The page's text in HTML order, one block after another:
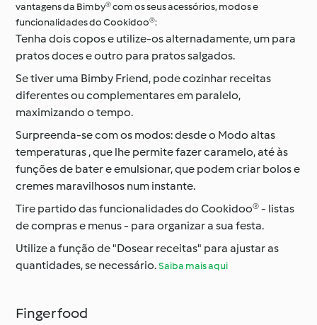
vantagens da Bimby® com os seus acessórios, modos e
funcionalidades do Cookidoo®:
Tenha dois copos e utilize-os alternadamente, um para
pratos doces e outro para pratos salgados.
Se tiver uma Bimby Friend, pode cozinhar receitas
diferentes ou complementares em paralelo,
maximizando o tempo.
Surpreenda-se com os modos: desde o Modo altas
temperaturas , que lhe permite fazer caramelo, até às
funções de bater e emulsionar, que podem criar bolos e
cremes maravilhosos num instante.
Tire partido das funcionalidades do Cookidoo® - listas
de compras e menus - para organizar a sua festa.
Utilize a função de "Dosear receitas" para ajustar as
quantidades, se necessário.Saiba mais aqui
Finger food